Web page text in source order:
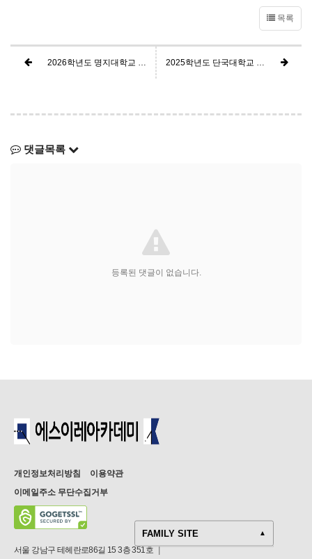
목록
2026학년도 명지대학교 학생부교과 교과면접전형 면접대비 FINAL 특강안내 2025학년도 단국대학교 죽전캠퍼스 학생부종합 DKU인재면접형전형 면접대비 FINAL 특강안내
댓글목록
등록된 댓글이 없습니다.
개인정보처리방침
이용약관
이메일주소 무단수집거부
서울 강남구 테헤란로86길 15 3층 351호
FAMILY SITE ▲